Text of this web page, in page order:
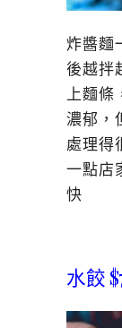
炸醬麵
後越拌
上麵條
濃郁，
處理得
一點店
快
水餃